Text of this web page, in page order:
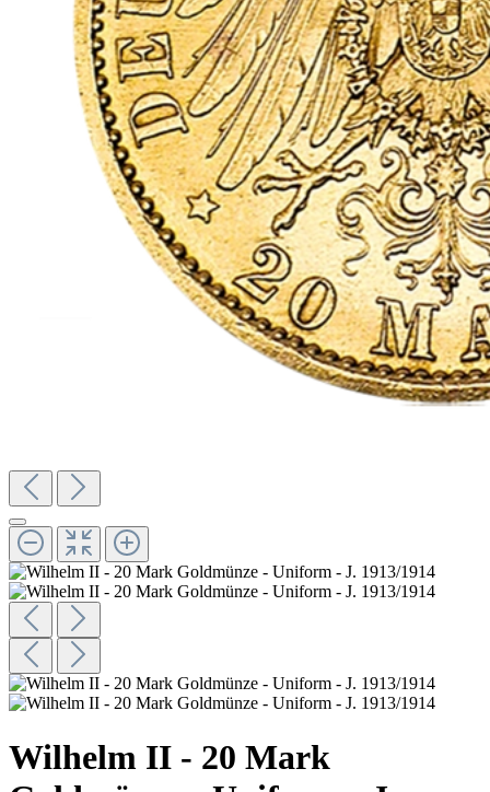
Wilhelm II - 20 Mark